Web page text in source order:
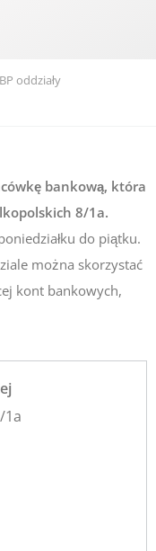
oddziały
bankową, która
8/1a.
do piątku.
można skorzystać
kont bankowych,
1a